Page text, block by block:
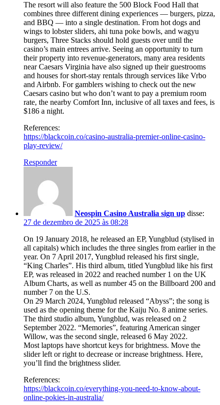
The resort will also feature the 500 Block Food Hall that
combines three different dining experiences — burgers, pizza,
and BBQ — into a single destination. From hot dogs and
wings to lobster sliders, ahi tuna poke bowls, and wagyu
burgers, Three Stacks should hold guests over until the
casino’s main entrees arrive. Seeing an opportunity to turn
their property into revenue-generators, many area residents
near Caesars Virginia have also signed up their guestrooms
and houses for short-stay rentals through services like Vrbo
and Airbnb. For gamblers wishing to check out the new
Caesars casino but who don’t want to pay a premium room
rate, the nearby Comfort Inn, inclusive of all taxes and fees, is
$186 a night.
References:
https://blackcoin.co/casino-australia-premier-online-casino-
play-review/
Responder
Neospin Casino Australia sign up disse:
27 de dezembro de 2025 às 08:28
On 19 January 2018, he released an EP, Yungblud (stylised in
all capitals) which includes the three singles from earlier in the
year. On 7 April 2017, Yungblud released his first single,
“King Charles”. His third album, titled Yungblud like his first
EP, was released in 2022 and reached number 1 on the UK
Album Charts, as well as number 45 on the Billboard 200 and
number 7 on the U.S.
On 29 March 2024, Yungblud released “Abyss”; the song is
used as the opening theme for the Kaiju No. 8 anime series.
The third studio album, Yungblud, was released on 2
September 2022. “Memories”, featuring American singer
Willow, was the second single, released 6 May 2022.
Most laptops have shortcut keys for brightness. Move the
slider left or right to decrease or increase brightness. Here,
you’ll find the brightness slider.
References:
https://blackcoin.co/everything-you-need-to-know-about-
online-pokies-in-australia/